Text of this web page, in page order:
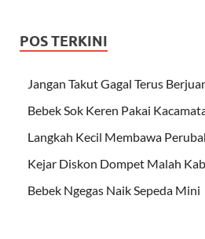
POS TERKINI
Jangan Takut Gagal Terus
Bebek Sok Keren Pakai
Langkah Kecil Membawa
Kejar Diskon Dompet Malah
Bebek Ngegas Naik Sepeda Mini